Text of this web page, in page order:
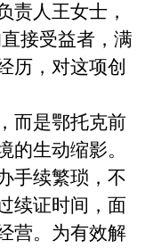
责人王女士，
接受益者，满
历，对这项创
是鄂托克前
的生动缩影。
手续繁琐，不
续证时间，面
营。为有效解